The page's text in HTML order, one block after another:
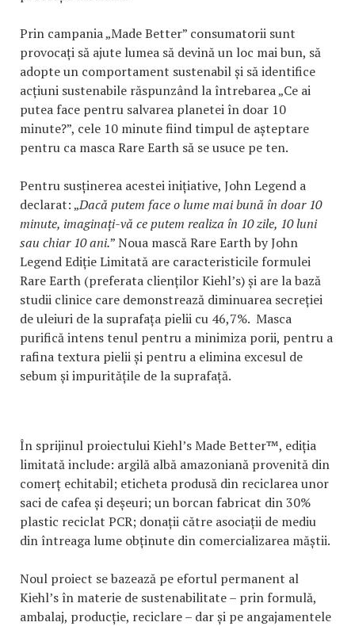
Prin campania „Made Better” consumatorii sunt
provocați să ajute lumea să devină un loc mai bun, să
adopte un comportament sustenabil și să identifice
acțiuni sustenabile răspunzând la întrebarea „Ce ai
putea face pentru salvarea planetei în doar 10
minute?”, cele 10 minute fiind timpul de așteptare
pentru ca masca Rare Earth să se usuce pe ten.
Pentru susținerea acestei inițiative, John Legend a
declarat: „Dacă putem face o lume mai bună în doar 10
minute, imaginați-vă ce putem realiza în 10 zile, 10 luni
sau chiar 10 ani.” Noua mască Rare Earth by John
Legend Ediție Limitată are caracteristicile formulei
Rare Earth (preferata clienților Kiehl’s) și are la bază
studii clinice care demonstrează diminuarea secreției
de uleiuri de la suprafața pielii cu 46,7%. Masca
purifică intens tenul pentru a minimiza porii, pentru a
rafina textura pielii și pentru a elimina excesul de
sebum și impuritățile de la suprafață.
În sprijinul proiectului Kiehl’s Made Better™, ediția
limitată include: argilă albă amazoniană provenită din
comerț echitabil; eticheta produsă din reciclarea unor
saci de cafea și deșeuri; un borcan fabricat din 30%
plastic reciclat PCR; donații către asociații de mediu
din întreaga lume obținute din comercializarea măștii.
Noul proiect se bazează pe efortul permanent al
Kiehl’s în materie de sustenabilitate – prin formulă,
ambalaj, producție, reciclare – dar și pe angajamentele